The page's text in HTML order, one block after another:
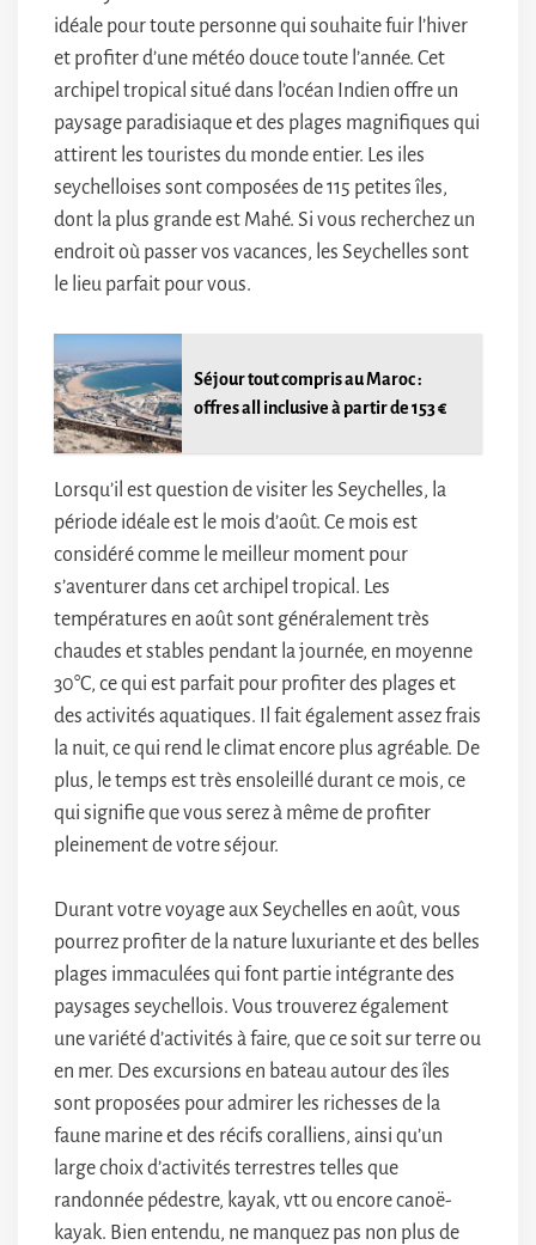
idéale pour toute personne qui souhaite fuir l’hiver
et profiter d’une météo douce toute l’année. Cet
archipel tropical situé dans l’océan Indien offre un
paysage paradisiaque et des plages magnifiques qui
attirent les touristes du monde entier. Les iles
seychelloises sont composées de 115 petites îles,
dont la plus grande est Mahé. Si vous recherchez un
endroit où passer vos vacances, les Seychelles sont
le lieu parfait pour vous.
Séjour tout compris au Maroc :
offres all inclusive à partir de 153 €
Lorsqu’il est question de visiter les Seychelles, la
période idéale est le mois d’août. Ce mois est
considéré comme le meilleur moment pour
s’aventurer dans cet archipel tropical. Les
températures en août sont généralement très
chaudes et stables pendant la journée, en moyenne
30°C, ce qui est parfait pour profiter des plages et
des activités aquatiques. Il fait également assez frais
la nuit, ce qui rend le climat encore plus agréable. De
plus, le temps est très ensoleillé durant ce mois, ce
qui signifie que vous serez à même de profiter
pleinement de votre séjour.
Durant votre voyage aux Seychelles en août, vous
pourrez profiter de la nature luxuriante et des belles
plages immaculées qui font partie intégrante des
paysages seychellois. Vous trouverez également
une variété d’activités à faire, que ce soit sur terre ou
en mer. Des excursions en bateau autour des îles
sont proposées pour admirer les richesses de la
faune marine et des récifs coralliens, ainsi qu’un
large choix d’activités terrestres telles que
randonnée pédestre, kayak, vtt ou encore canoë-
kayak. Bien entendu, ne manquez pas non plus de